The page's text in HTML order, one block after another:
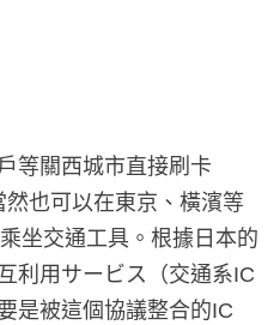
等關西城市直接刷卡
也可以在東京、橫濱等
坐交通工具。根據日本的
利用サービス（交通系IC
是被這個協議整合的IC